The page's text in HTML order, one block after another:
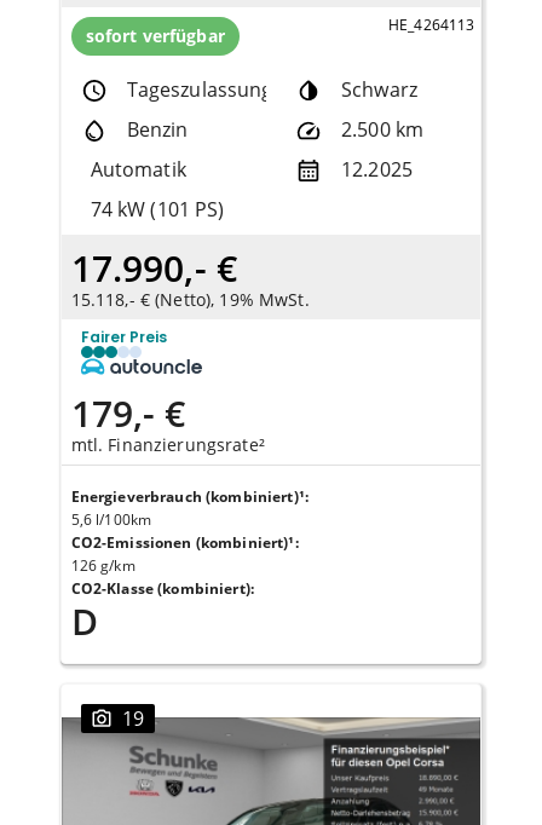
sofort verfügbar HE_4264113
Tageszulassung
Schwarz
Benzin
2.500 km
Automatik
12.2025
74 kW (101 PS)
17.990,- €
15.118,- € (Netto), 19% MwSt.
Fairer Preis
179,- €
mtl. Finanzierungsrate²
Energieverbrauch (kombiniert)¹:
5,6 l/100km
CO2-Emissionen (kombiniert)¹:
126 g/km
CO2-Klasse (kombiniert):
D
19